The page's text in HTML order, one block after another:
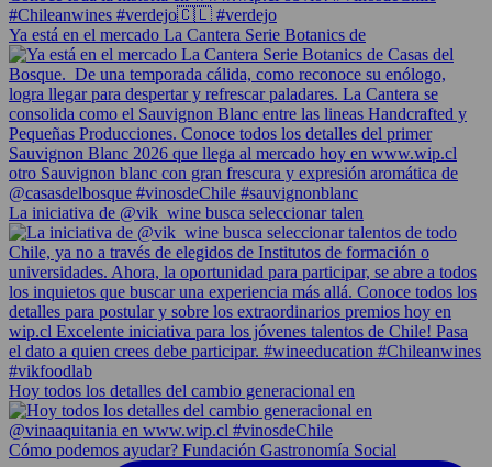
Ya está en el mercado La Cantera Serie Botanics de
La iniciativa de @vik_wine busca seleccionar talen
Hoy todos los detalles del cambio generacional en
Cómo podemos ayudar? Fundación Gastronomía Social